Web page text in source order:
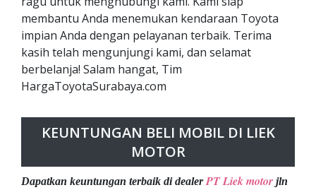
membantu Anda menemukan kendaraan Toyota
impian Anda dengan pelayanan terbaik. Terima
kasih telah mengunjungi kami, dan selamat
berbelanja! Salam hangat, Tim
HargaToyotaSurabaya.com
KEUNTUNGAN BELI MOBIL DI LIEK
MOTOR
Dapatkan keuntungan terbaik di dealerPT Liek motor jln